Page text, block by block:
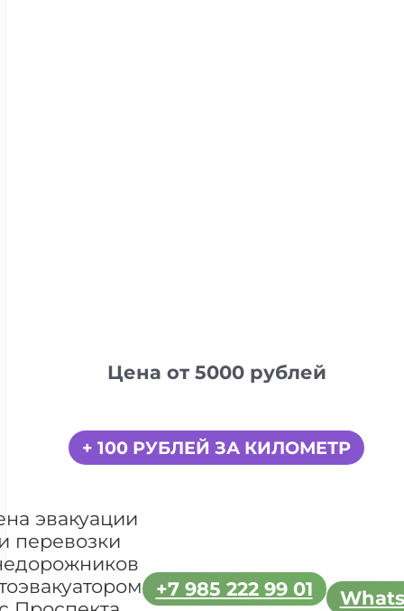
Цена от 5000 рублей
+ 100 РУБЛЕЙ ЗА КИЛОМЕТР
эвакуации
перевозки
+7 985 222 99 01